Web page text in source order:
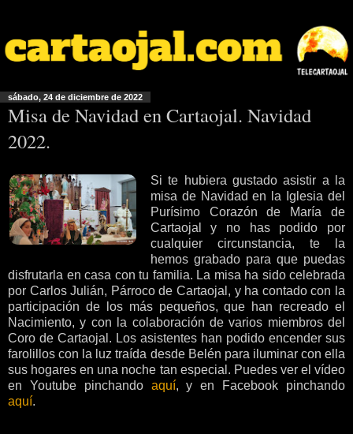
sábado, 24 de diciembre de 2022
Misa de Navidad en Cartaojal. Navidad
2022.
Si te hubiera gustado asistir a la
misa de Navidad en la Iglesia del
Purísimo Corazón de María de
Cartaojal y no has podido por
cualquier circunstancia, te la
hemos grabado para que puedas
disfrutarla en casa con tu familia. La misa ha sido celebrada
por Carlos Julián, Párroco de Cartaojal, y ha contado con la
participación de los más pequeños, que han recreado el
Nacimiento, y con la colaboración de varios miembros del
Coro de Cartaojal. Los asistentes han podido encender sus
farolillos con la luz traída desde Belén para iluminar con ella
sus hogares en una noche tan especial. Puedes ver el vídeo
en Youtube pinchando aquí, y en Facebook pinchando
aquí.